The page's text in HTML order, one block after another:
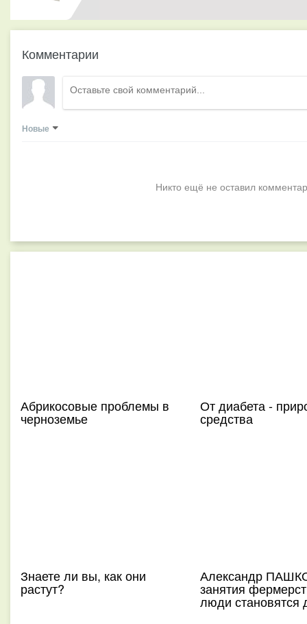
Комментарии
Новые
Никто ещё не оставил
Абрикосовые проблемы в
черноземье
От диабета -
средства
Знаете ли вы, как они
растут?
Александр
занятия
люди становятся